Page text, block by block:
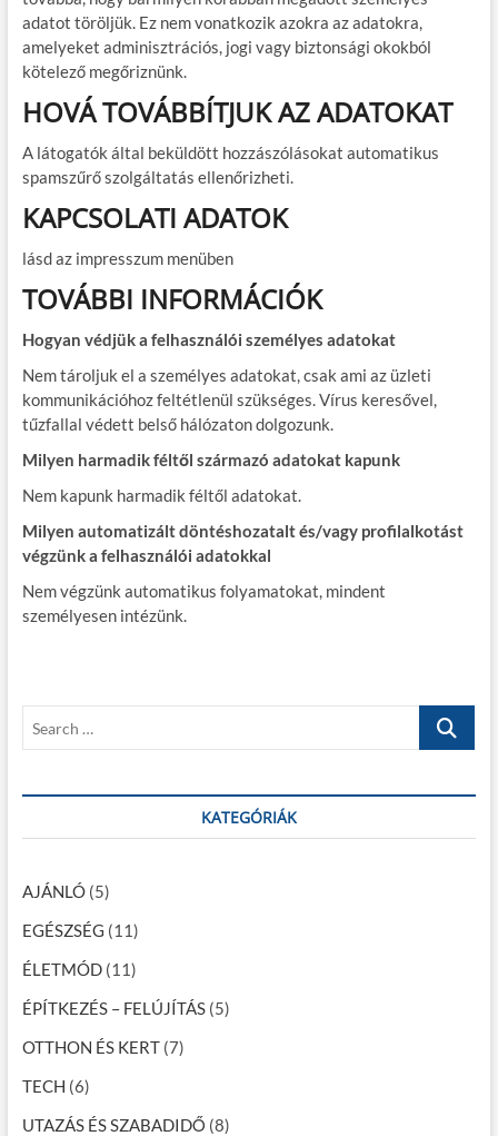
adatot töröljük. Ez nem vonatkozik azokra az adatokra,
amelyeket adminisztrációs, jogi vagy biztonsági okokból
kötelező megőriznünk.
HOVÁ TOVÁBBÍTJUK AZ ADATOKAT
A látogatók által beküldött hozzászólásokat automatikus
spamszűrő szolgáltatás ellenőrizheti.
KAPCSOLATI ADATOK
lásd az impresszum menüben
TOVÁBBI INFORMÁCIÓK
Hogyan védjük a felhasználói személyes adatokat
Nem tároljuk el a személyes adatokat, csak ami az üzleti
kommunikációhoz feltétlenül szükséges. Vírus keresővel,
tűzfallal védett belső hálózaton dolgozunk.
Milyen harmadik féltől származó adatokat kapunk
Nem kapunk harmadik féltől adatokat.
Milyen automatizált döntéshozatalt és/vagy profilalkotást
végzünk a felhasználói adatokkal
Nem végzünk automatikus folyamatokat, mindent
személyesen intézünk.
r
h
KATEGÓRIÁK
AJÁNLÓ(5)
EGÉSZSÉG (11)
ÉLETMÓD(11)
ÉPÍTKEZÉS – FELÚJÍTÁS(5)
OTTHON ÉS KERT(7)
TECH (6)
UTAZÁS ÉS SZABADIDŐ (8)